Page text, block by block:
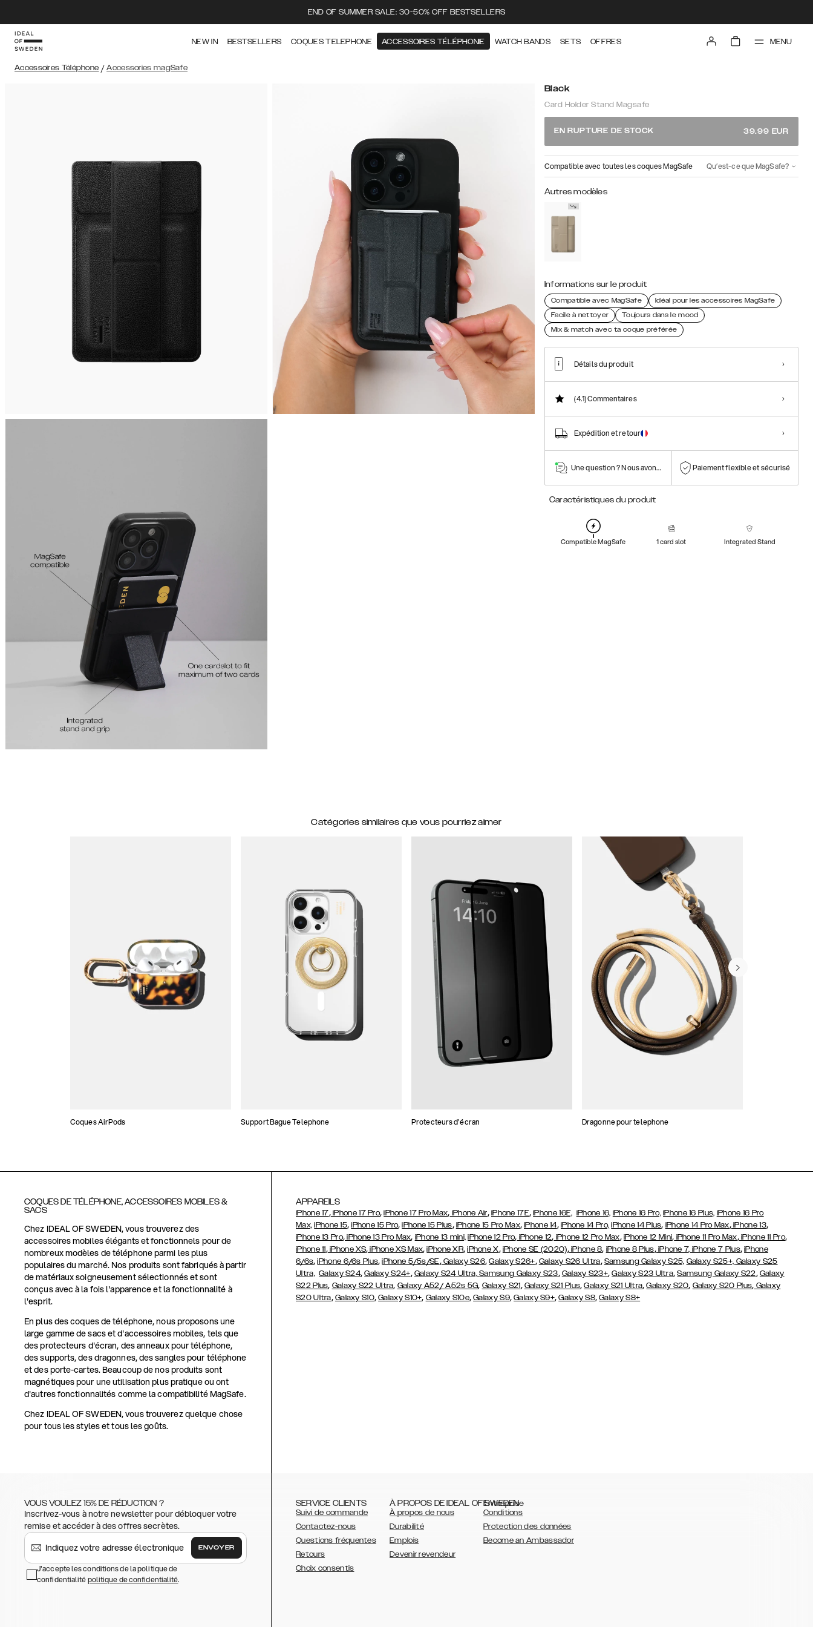
END OF SUMMER SALE: 30-50% OFF BESTSELLERS
NEW IN BESTSELLERS COQUES TELEPHONE ACCESSOIRES TÉLÉPHONIE WATCH BANDS SETS OFFRES MENU
Accessoires Téléphone / Accessories magSafe
Black
Card Holder Stand Magsafe
EN RUPTURE DE STOCK 39.99 EUR
Compatible avec toutes les coques MagSafe Qu’est-ce que MagSafe?
Autres modèles
Informations sur le produit
Compatible avec MagSafe
Idéal pour les accessoires MagSafe
Facile à nettoyer
Toujours dans le mood
Mix & match avec ta coque préférée
Détails du produit
(4.1)Commentaires
Expédition et retour
Une question ? Nous avons la réponse !Paiement flexible et sécurisé
Caractéristiques du produit
Compatible MagSafe 1 card slot Integrated Stand
Catégories similaires que vous pourriez aimer
Coques AirPods Support Bague Telephone Protecteurs d'écran Dragonne pour telephone
COQUES DE TÉLÉPHONE, ACCESSOIRES MOBILES &
SACS
Chez IDEAL OF SWEDEN, vous trouverez des
accessoires mobiles élégants et fonctionnels pour de
nombreux modèles de téléphone parmi les plus
populaires du marché. Nos produits sont fabriqués à partir
de matériaux soigneusement sélectionnés et sont
conçus avec à la fois l'apparence et la fonctionnalité à
l'esprit.
En plus des coques de téléphone, nous proposons une
large gamme de sacs et d'accessoires mobiles, tels que
des protecteurs d'écran, des anneaux pour téléphone,
des supports, des dragonnes, des sangles pour téléphone
et des porte-cartes. Beaucoup de nos produits sont
magnétiques pour une utilisation plus pratique ou ont
d'autres fonctionnalités comme la compatibilité MagSafe.
Chez IDEAL OF SWEDEN, vous trouverez quelque chose
pour tous les styles et tous les goûts.
APPAREILS
iPhone 17,iPhone 17 Pro,iPhone 17 Pro Max, iPhone Air, iPhone 17E,iPhone 16E, iPhone 16, iPhone 16 Pro, iPhone 16 Plus, iPhone 16 Pro
Max, iPhone 15,iPhone 15 Pro,iPhone 15 Plus, iPhone 15 Pro Max,iPhone 14, iPhone 14 Pro, iPhone 14 Plus, iPhone 14 Pro Max,iPhone 13,
iPhone 13 Pro, iPhone 13 Pro Max, iPhone 13 mini, iPhone 12 Pro, iPhone 12, iPhone 12 Pro Max, iPhone 12 Mini, iPhone 11 Pro Max,iPhone 11 Pro,
iPhone 11,iPhone XS,iPhone XS Max,iPhone XR,iPhone X, iPhone SE (2020),iPhone 8, iPhone 8 Plus,iPhone 7, iPhone 7 Plus,iPhone
6/6s,iPhone 6/6s Plus,iPhone 5/5s/SE,Galaxy S26,Galaxy S26+, Galaxy S26 Ultra, Samsung Galaxy S25, Galaxy S25+, Galaxy S25
Ultra, Galaxy S24,Galaxy S24+, Galaxy S24 Ultra,Samsung Galaxy S23, Galaxy S23+,Galaxy S23 Ultra,Samsung Galaxy S22, Galaxy
S22 Plus, Galaxy S22 Ultra, Galaxy A52/ A52s 5G, Galaxy S21, Galaxy S21 Plus,Galaxy S21 Ultra,Galaxy S20, Galaxy S20 Plus, Galaxy
S20 Ultra, Galaxy S10,Galaxy S10+, Galaxy S10e,Galaxy S9,Galaxy S9+,Galaxy S8,Galaxy S8+
VOUS VOULEZ 15% DE RÉDUCTION ?
Inscrivez-vous à notre newsletter pour débloquer votre
remise et accéder à des offres secrètes.
ENVOYER
J'accepte les conditions de la politique de
confidentialitépolitique de confidentialité.
SERVICE CLIENTS
Suivi de commande
Contactez-nous
Questions fréquentes
Retours
Choix consentis
À PROPOS DE IDEAL OF SWEDEN
À propos de nous
Durabilité
Emplois
Devenir revendeur
Entreprise
Conditions
Protection des données
Become an Ambassador